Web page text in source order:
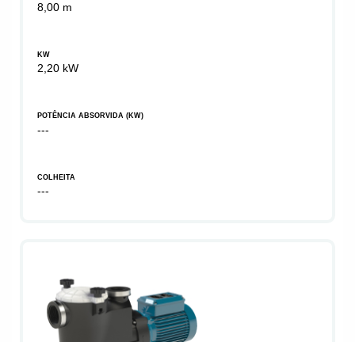
8,00 m
KW
2,20 kW
POTÊNCIA ABSORVIDA (KW)
---
COLHEITA
---